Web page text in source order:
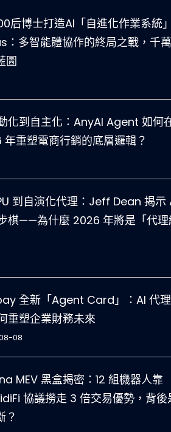
后博士打造AI「自進化作業系統
：多智能體協作的終局之戰，千
圖
化到自主化：AnyAI Agent 如何
重塑電商行銷的底層邏輯？
到自演化代理：Jeff Dean 揭示
棋——為什麼 2026 年將是「代理
全新「Agent Card」：AI 代
重塑企業財務未來
08
MEV 黑盒揭密：12 組機器人靠
協議撈走 3 倍交易優勢，背後
？